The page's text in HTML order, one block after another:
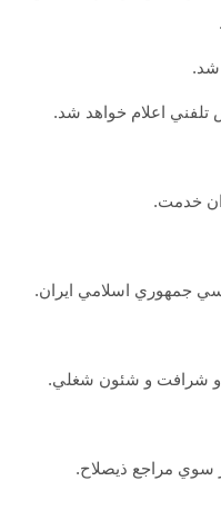
شد.
اعلام خواهد شد.
خدمت.
جمهوري اسلامي ايران.
و شرافت و شئون شغلي.
مراجع ذيصلاح.